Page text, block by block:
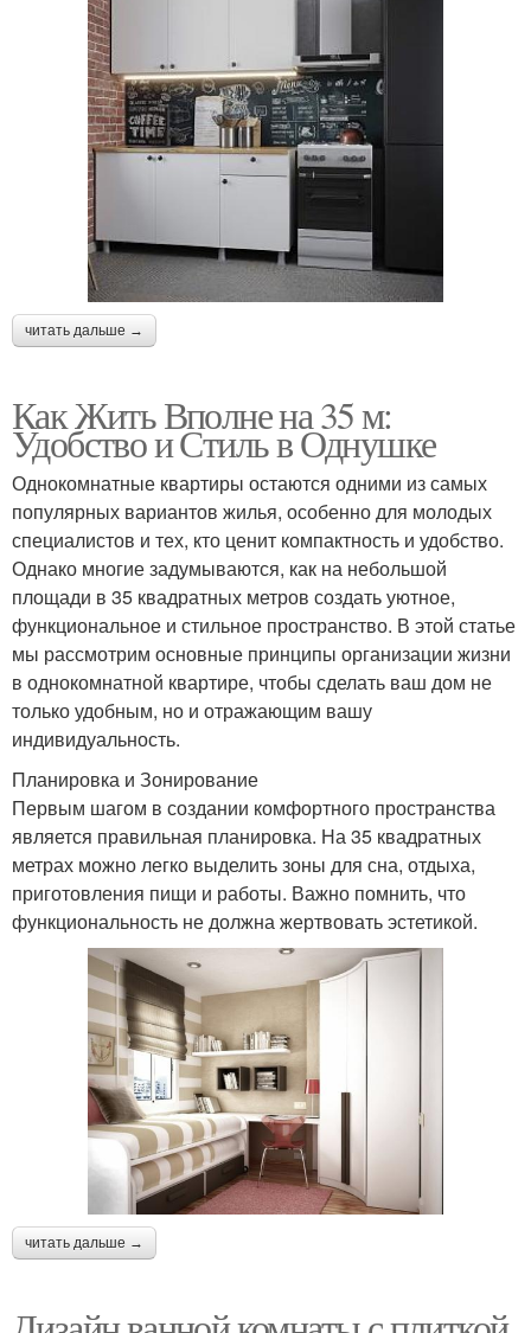
читать дальше →
Как Жить Вполне на 35 м:
Удобство и Стиль в Однушке
Однокомнатные квартиры остаются одними из самых
популярных вариантов жилья, особенно для молодых
специалистов и тех, кто ценит компактность и удобство.
Однако многие задумываются, как на небольшой
площади в 35 квадратных метров создать уютное,
функциональное и стильное пространство. В этой статье
мы рассмотрим основные принципы организации жизни
в однокомнатной квартире, чтобы сделать ваш дом не
только удобным, но и отражающим вашу
индивидуальность.
Планировка и Зонирование
Первым шагом в создании комфортного пространства
является правильная планировка. На 35 квадратных
метрах можно легко выделить зоны для сна, отдыха,
приготовления пищи и работы. Важно помнить, что
функциональность не должна жертвовать эстетикой.
читать дальше →